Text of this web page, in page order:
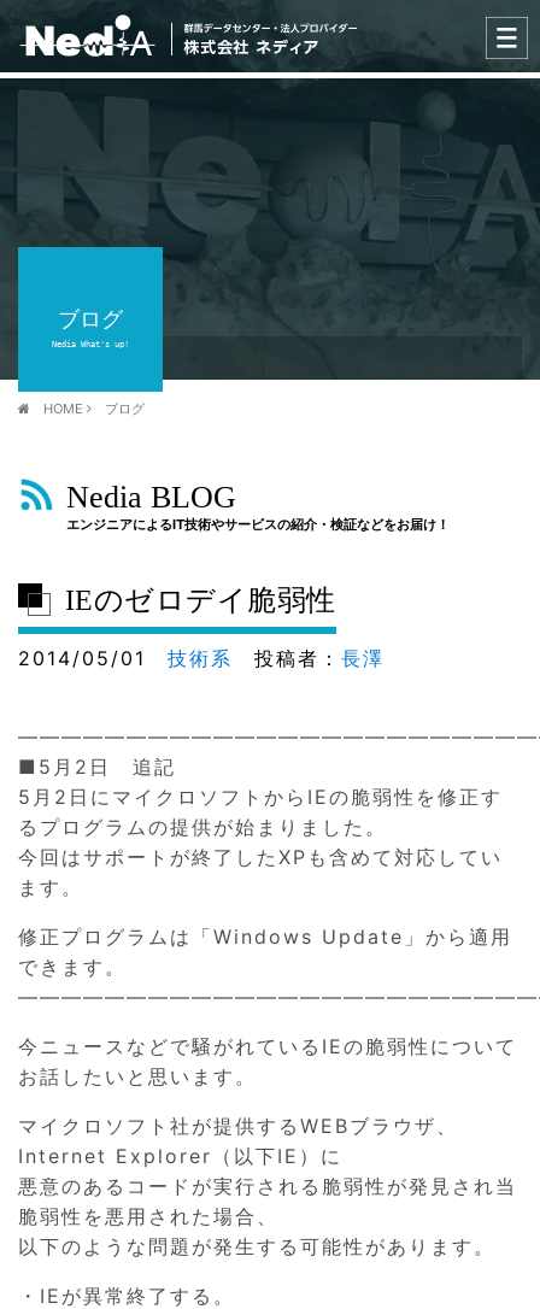
ブログ
Nedia What's up!
HOME ブログ
Nedia BLOG
エンジニアによるIT技術やサービスの紹介・検証などをお届け！
IEのゼロデイ脆弱性
2014/05/01 技術系 投稿者： 長澤
■5月2日 追記
5月2日にマイクロソフトからIEの脆弱性を修正す
るプログラムの提供が始まりました。
今回はサポートが終了したXPも含めて対応してい
ます。
修正プログラムは「Windows Update」から適用
できます。
今ニュースなどで騒がれているIEの脆弱性について
お話したいと思います。
マイクロソフト社が提供するWEBブラウザ、
Internet Explorer（以下IE）に
悪意のあるコードが実行される脆弱性が発見され当
脆弱性を悪用された場合、
以下のような問題が発生する可能性があります。
・IEが異常終了する。